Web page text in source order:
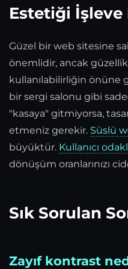
Estetiği
Güzel bir web sitesine
önemlidir, ancak
kullanılabilirliğin önüne
bir sergi salonu gibi
"kasaya" gitmiyorsa,
etmeniz gerekir. Süslü
büyüktür. Kullanıcı
dönüşüm oranlarınızı
Sık Sorulan
Zayıf kontrast